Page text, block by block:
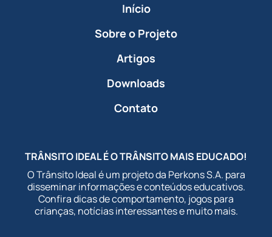
Início
Sobre o Projeto
Artigos
Downloads
Contato
TRÂNSITO IDEAL É O TRÂNSITO MAIS EDUCADO!
O Trânsito Ideal é um projeto da Perkons S.A. para
disseminar informações e conteúdos educativos.
Confira dicas de comportamento, jogos para
crianças, notícias interessantes e muito mais.